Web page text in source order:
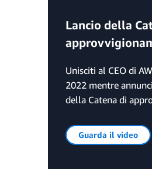
Lancio della
Unisciti al CEO di
2022 mentre
della Catena di
Guarda il video